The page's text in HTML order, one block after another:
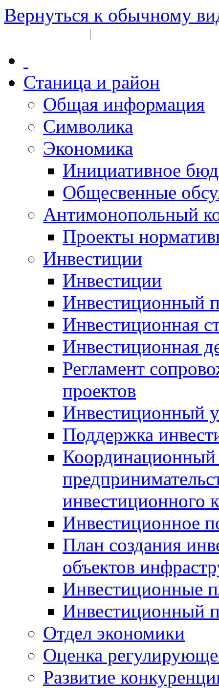
Вернуться к обычному
|
Станица и район
Общая информация
Символика
Экономика
Инициативное
Общесвенные
Антимонопольный
Проекты
Инвестиции
Инвестиции
Инвестиционный
Инвестиционная
Инвестиционная
Регламент
проектов
Инвестиционный
Поддержка
Координационный
инвестиционного
Инвестиционное
План создания
объектов
Инвестиционные
Инвестиционный
Отдел экономики
Оценка
Развитие